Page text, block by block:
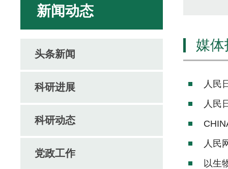
新闻动态
头条新闻
科研进展
科研动态
党政工作
媒
人民
人民
人民
以生